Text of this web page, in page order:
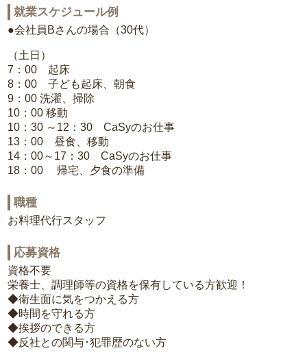
就業スケジュール例
●会社員Bさんの場合（30代）
（土日）
7：00 起床
8：00 子ども起床、朝食
9：00 洗濯、掃除
10：00 移動
10：30 ～12：30 CaSyのお仕事
13：00 昼食、移動
14：00～17：30 CaSyのお仕事
18：00 帰宅、夕食の準備
職種
お料理代行スタッフ
応募資格
資格不要
栄養士、調理師等の資格を保有している方歓迎！
◆衛生面に気をつかえる方
◆時間を守れる方
◆挨拶のできる方
◆反社との関与･犯罪歴のない方